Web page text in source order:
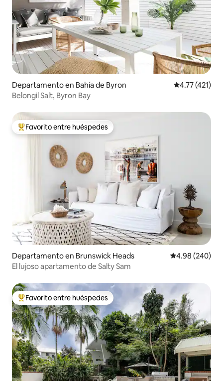
Departamento en Bahía de Byron Calificación
4.77 (421)
Belongil Salt, Byron Bay
De los mejores en Favorito entre huéspedes
Favorito entre huéspedes
Departamento en Brunswick Heads Calificación
4.98 (240)
El lujoso apartamento de Salty Sam
De los mejores en Favorito entre huéspedes
Favorito entre huéspedes